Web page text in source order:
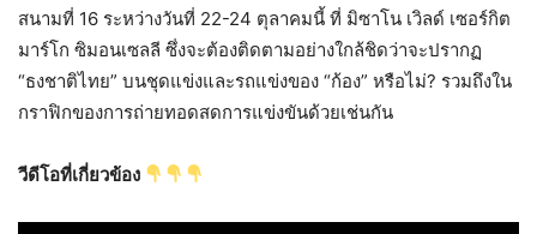
สนามที่ 16 ระหว่างวันที่ 22-24 ตุลาคมนี้ ที่ มิซาโน เวิลด์ เซอร์กิต
มาร์โก ซิมอนเซลลี ซึ่งจะต้องติดตามอย่างใกล้ชิดว่าจะปรากฏ
“ธงชาติไทย” บนชุดแข่งและรถแข่งของ “ก้อง” หรือไม่? รวมถึงใน
กราฟิกของการถ่ายทอดสดการแข่งขันด้วยเช่นกัน
วีดีโอที่เกี่ยวข้อง